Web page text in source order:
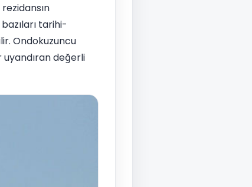
tarihi-
Ondokuzuncu
uyandıran değerli